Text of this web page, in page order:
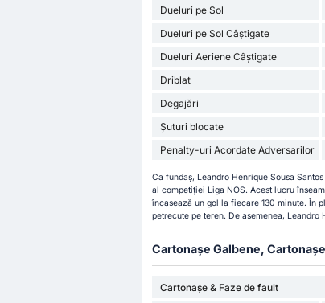
Dueluri pe Sol
Dueluri pe Sol Câștigate
Dueluri Aeriene Câștigate
Driblat
Degajări
Șuturi blocate
Penalty-uri Acordate Adversarilor
Ca fundaș, Leandro Henrique Sousa
al competiției Liga NOS. Acest lucru
încasează un gol la fiecare 130 minute. În
petrecute pe teren. De asemenea,
Cartonașe Galbene,
Cartonașe & Faze de fault